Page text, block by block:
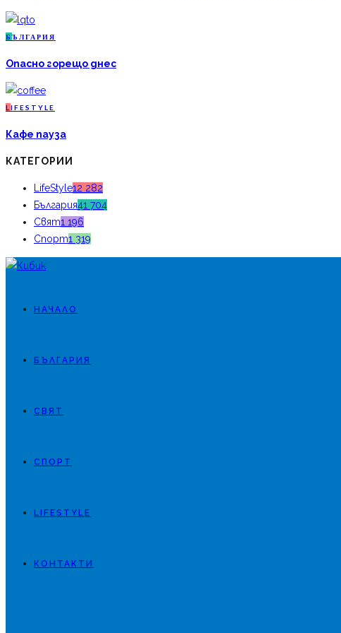
Б ЪЛГАРИЯ
Опасно горещо днес
L IFESTYLE
Кафе пауза
КАТЕГОРИИ
LifeStyle12 282
България41 704
Свят1 196
Спорт1 319
НАЧАЛО
БЪЛГАРИЯ
СВЯТ
СПОРТ
LIFESTYLE
КОНТАКТИ